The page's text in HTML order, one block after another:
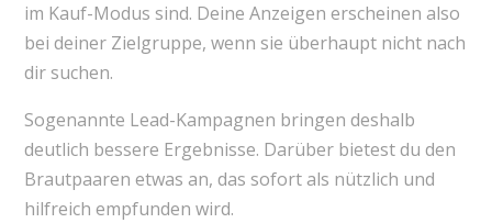
im Kauf-Modus sind. Deine Anzeigen erscheinen also
bei deiner Zielgruppe, wenn sie überhaupt nicht nach
dir suchen.
Sogenannte Lead-Kampagnen bringen deshalb
deutlich bessere Ergebnisse. Darüber bietest du den
Brautpaaren etwas an, das sofort als nützlich und
hilfreich empfunden wird.